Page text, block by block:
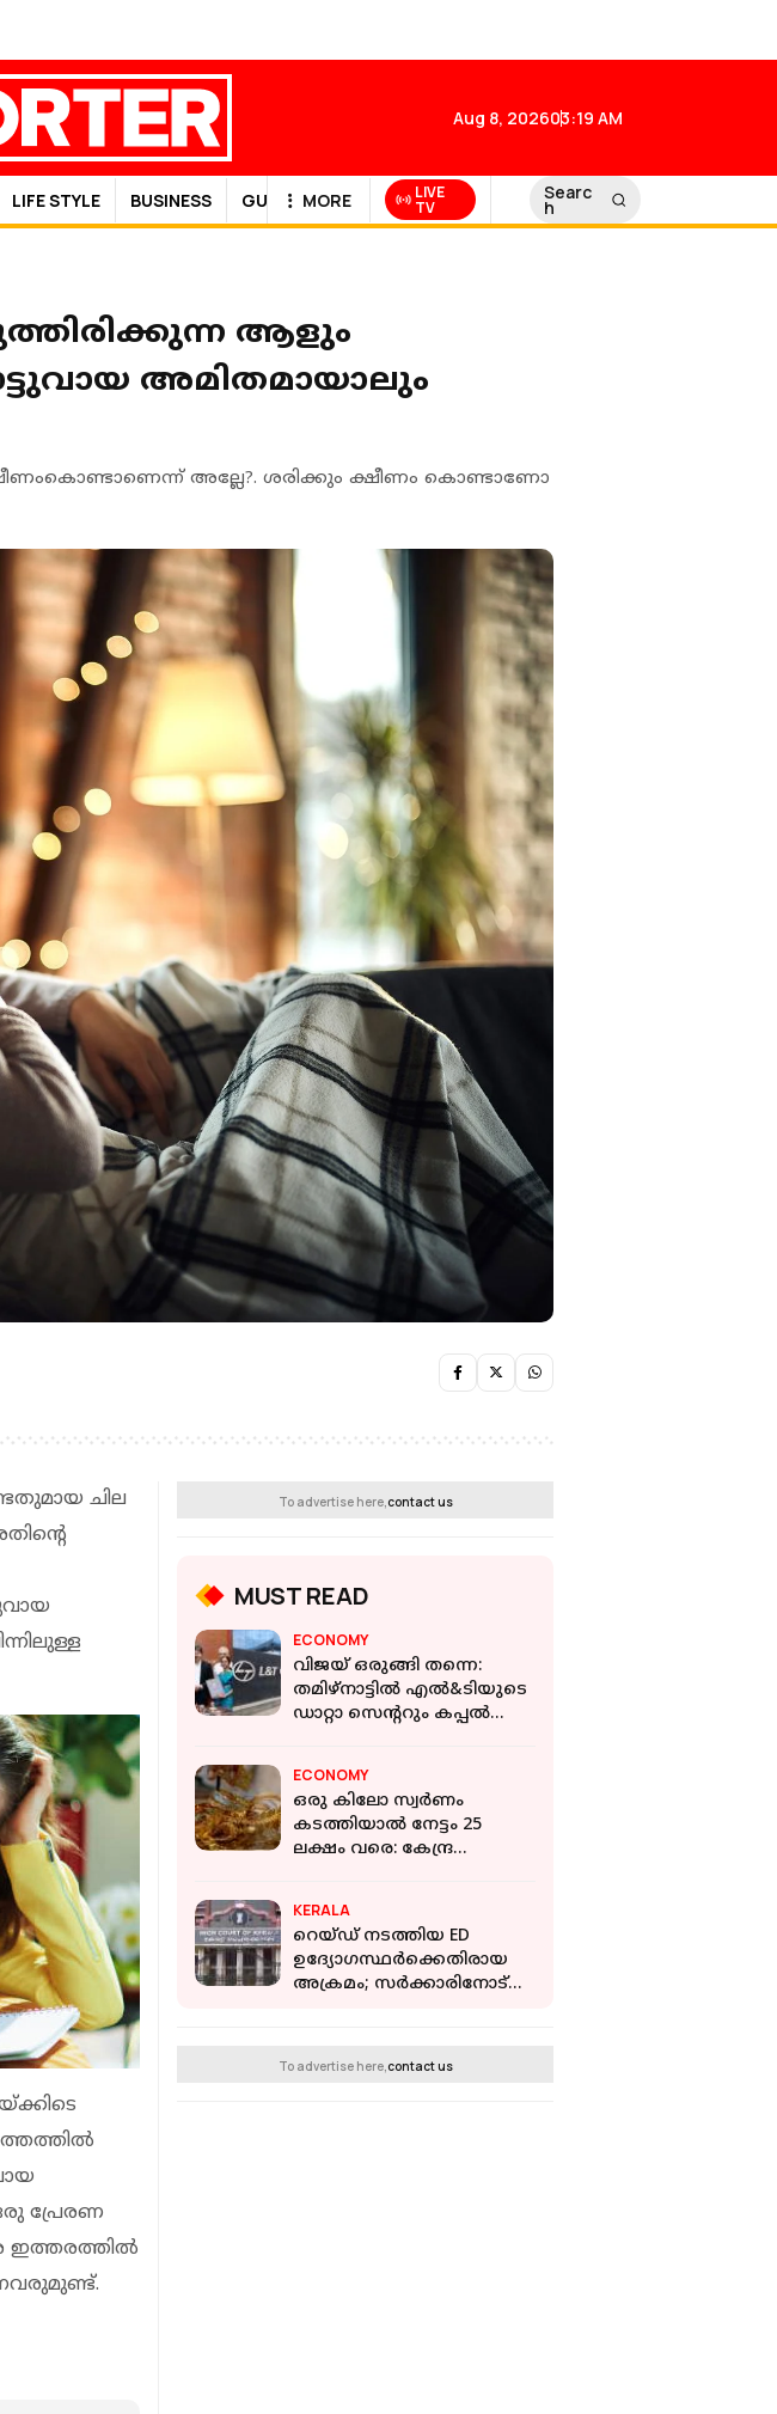
Aug 8, 202603:19 AM
LIFE STYLE BUSINESS GULF NEWS
MORE LIVE
TV
Searc
h
ആളും
അമിതമായാലും
അല്ലേ?. ശരിക്കും ക്ഷീണം കൊണ്ടാണോ
ചില
പ്രേരണ
ഇത്തരത്തില്‍
To advertise here, contact us
MUST READ
ECONOMY
വിജയ് ഒരുങ്ങി തന്നെ:
തമിഴ്‌നാട്ടില്‍ എല്‍&ടിയുടെ
ഡാറ്റാ സെന്ററും കപ്പല്‍
ECONOMY
ഒരു കിലോ സ്വർണം
കടത്തിയാല്‍ നേട്ടം 25
ലക്ഷം വരെ: കേന്ദ്ര
Report
KERALA
റെയ്ഡ് നടത്തിയ ED
ഉദ്യോഗസ്ഥർക്കെതിരായ
അക്രമം; സര്‍ക്കാരിനോട്
To advertise here, contact us